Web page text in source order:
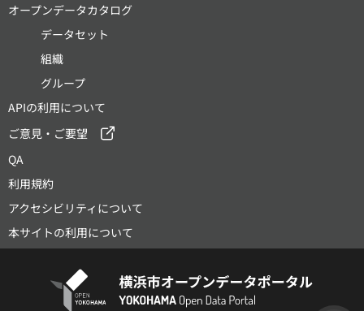
オープンデータカタログ
データセット
組織
グループ
APIの利用について
ご意見・ご要望
QA
利用規約
アクセシビリティについて
本サイトの利用について